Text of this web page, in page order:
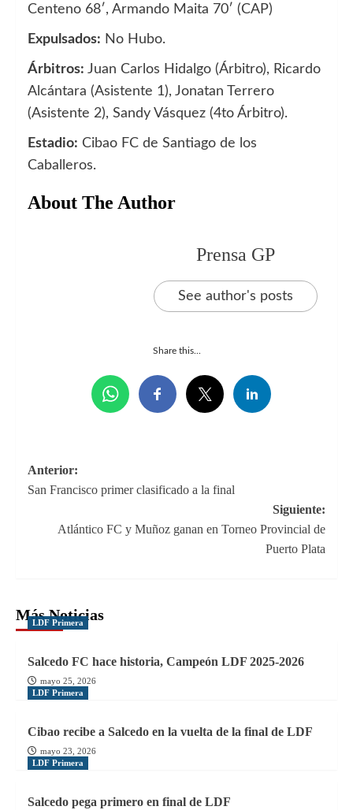
Centeno 68′, Armando Maita 70′ (CAP)
Expulsados: No Hubo.
Árbitros: Juan Carlos Hidalgo (Árbitro), Ricardo
Alcántara (Asistente 1), Jonatan Terrero
(Asistente 2), Sandy Vásquez (4to Árbitro).
Estadio: Cibao FC de Santiago de los
Caballeros.
About The Author
Prensa GP
See author's posts
Share this...
Navegación
de
entradas
Anterior:
San Francisco primer clasificado a la final
Siguiente:
Atlántico FC y Muñoz ganan en Torneo Provincial de
Puerto Plata
Más Noticias
LDF Primera
Salcedo FC hace historia, Campeón LDF 2025-2026
mayo 25, 2026
LDF Primera
Cibao recibe a Salcedo en la vuelta de la final de LDF
mayo 23, 2026
LDF Primera
Salcedo pega primero en final de LDF